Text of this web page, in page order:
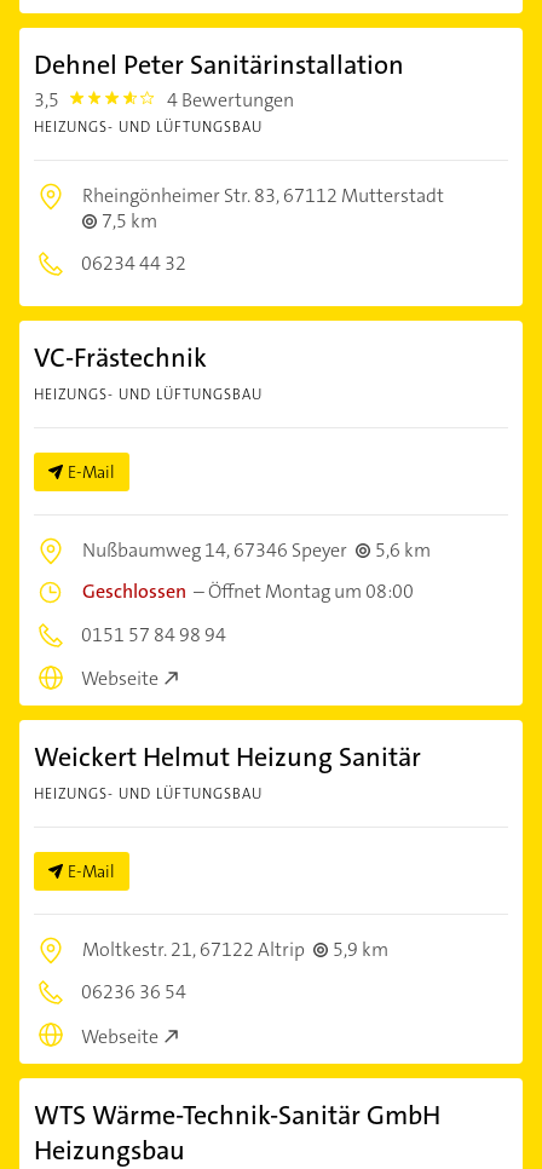
Dehnel Peter Sanitärinstallation
3,5 3.5 4 Bewertungen
HEIZUNGS- UND LÜFTUNGSBAU
Rheingönheimer Str. 83,67112 Mutterstadt
7,5 km
06234 44 32
VC-Frästechnik
HEIZUNGS- UND LÜFTUNGSBAU
E-Mail
Nußbaumweg 14,67346 Speyer
5,6 km
Geschlossen –Öffnet Montag um 08:00
0151 57 84 98 94
Webseite
Weickert Helmut Heizung Sanitär
HEIZUNGS- UND LÜFTUNGSBAU
E-Mail
Moltkestr. 21,67122 Altrip
5,9 km
06236 36 54
Webseite
WTS Wärme-Technik-Sanitär GmbH
Heizungsbau